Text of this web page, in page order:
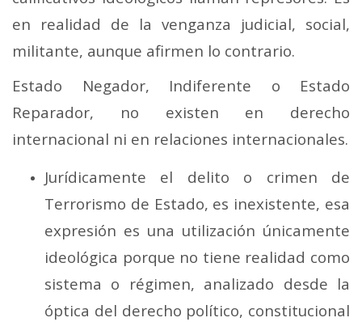
en realidad de la venganza judicial, social,
militante, aunque afirmen lo contrario.
Estado Negador, Indiferente o Estado
Reparador, no existen en derecho
internacional ni en relaciones internacionales.
Jurídicamente el delito o crimen de
Terrorismo de Estado, es inexistente, esa
expresión es una utilización únicamente
ideológica porque no tiene realidad como
sistema o régimen, analizado desde la
óptica del derecho político, constitucional